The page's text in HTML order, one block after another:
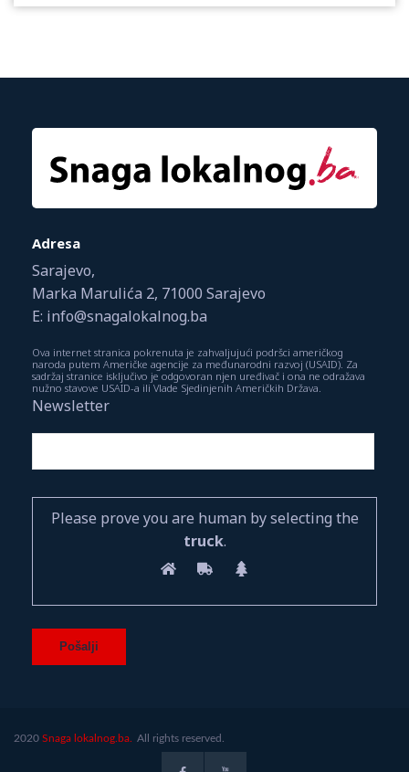
Adresa
Sarajevo,
Marka Marulića 2, 71000 Sarajevo
E: info@snagalokalnog.ba
Ova internet stranica pokrenuta je zahvaljujući podršci američkog
naroda putem Američke agencije za međunarodni razvoj (USAID). Za
sadržaj stranice isključivo je odgovoran njen uređivač i ona ne odražava
nužno stavove USAID-a ili Vlade Sjedinjenih Američkih Država.
Newsletter
Please prove you are human by selecting the
truck.
2020 Snaga lokalnog.ba. All rights reserved.